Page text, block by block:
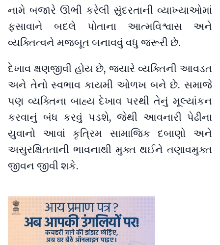
નામે બજારે ઊભી કરેલી સુંદરતાની વ્યાખ્યાઓમાં
ફસાવાને બદલે પોતાના આત્મવિશ્વાસ અને
વ્યક્તિત્વને મજબૂત બનાવવું વધુ જરૂરી છે.
દેખાવ ક્ષણજીવી હોય છે, જ્યારે વ્યક્તિની આવડત
અને તેનો સ્વભાવ કાયમી ઓળખ બને છે. સમાજે
પણ વ્યક્તિના બાહ્ય દેખાવ પરથી તેનું મૂલ્યાંકન
કરવાનું બંધ કરવું પડશે, જેથી આવનારી પેઢીના
યુવાનો આવાં કૃત્રિમ સામાજિક દબાણો અને
અસુરક્ષિતતાની ભાવનાથી મુક્ત થઈને તણાવમુક્ત
જીવન જીવી શકે.